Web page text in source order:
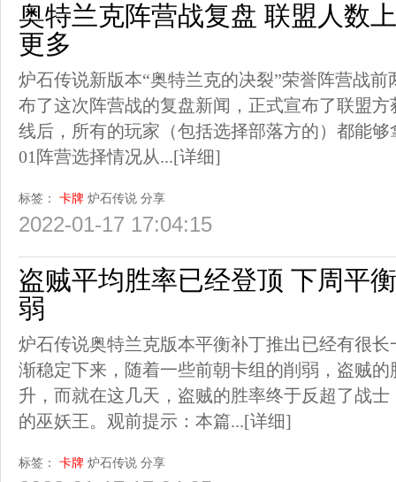
奥特兰克阵营战复盘 联盟人数
更多
炉石传说新版本“奥特兰克的决裂”荣誉阵营战
布了这次阵营战的复盘新闻，正式宣布了联盟
线后，所有的玩家（包括选择部落方的）都能
01阵营选择情况从...[详细]
标签： 卡牌 炉石传说 分享
2022-01-17 17:04:15
盗贼平均胜率已经登顶 下周平
弱
炉石传说奥特兰克版本平衡补丁推出已经有很
渐稳定下来，随着一些前朝卡组的削弱，盗贼
升，而就在这几天，盗贼的胜率终于反超了战
的巫妖王。观前提示：本篇...[详细]
标签： 卡牌 炉石传说 分享